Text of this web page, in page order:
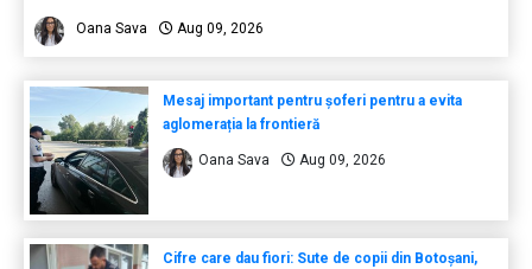
Oana Sava Aug 09, 2026
Mesaj important pentru șoferi pentru a evita
aglomerația la frontieră
Oana Sava Aug 09, 2026
Cifre care dau fiori: Sute de copii din Botoșani,